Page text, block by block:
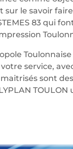
le savoir
83 qui
service,
sont